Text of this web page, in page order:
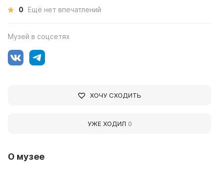
О музее
0 Ещё нет впечатлений
Музей в соцсетях
ХОЧУ СХОДИТЬ
УЖЕ ХОДИЛ 0